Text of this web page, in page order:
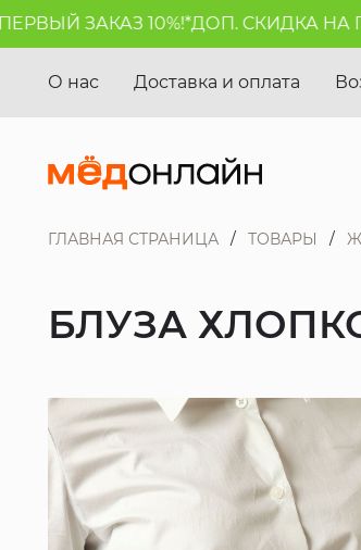
ЗАКАЗ 10%!*ДОП. СКИДКА НА
О нас Доставка и оплата
ГЛАВНАЯ СТРАНИЦА ТОВАРЫ
БЛУЗА